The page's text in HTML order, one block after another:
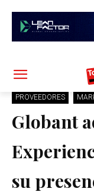
PROVEEDORES
Globant
su